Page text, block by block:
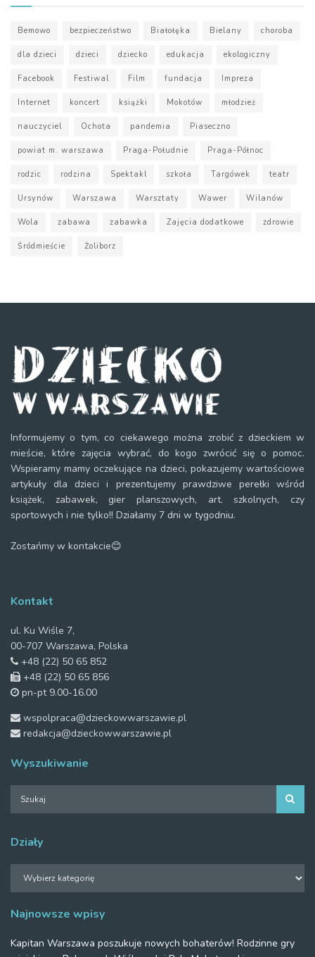
Bemowo bezpieczeństwo Białołęka Bielany choroba
dla dzieci dzieci dziecko edukacja ekologiczny
Facebook Festiwal Film fundacja Impreza
Internet koncert książki Mokotów młodzież
nauczyciel Ochota pandemia Piaseczno
powiat m. warszawa Praga-Południe Praga-Północ
rodzic rodzina Spektakl szkoła Targówek teatr
Ursynów Warszawa Warsztaty Wawer Wilanów
Wola zabawa zabawka Zajęcia dodatkowe zdrowie
Śródmieście Żoliborz
Informujemy o tym, co ciekawego można zrobić z dzieckiem w
mieście, które zajęcia wybrać, do kogo zwrócić się o pomoc.
Wspieramy mamy oczekujące na dzieci, pokazujemy wartościowe
artykuły dla dzieci i prezentujemy prawdziwe perełki wśród
książek, zabawek, gier planszowych, art. szkolnych, czy
sportowych i nie tylko!! Działamy 7 dni w tygodniu.
Zostańmy w kontakcie😊
Kontakt
ul. Ku Wiśle 7,
00-707 Warszawa, Polska
+48 (22) 50 65 852
+48 (22) 50 65 856
pn-pt 9.00-16.00
wspolpraca@dzieckowwarszawie.pl
redakcja@dzieckowwarszawie.pl
Wyszukiwanie
Działy
Najnowsze wpisy
Kapitan Warszawa poszukuje nowych bohaterów! Rodzinne gry